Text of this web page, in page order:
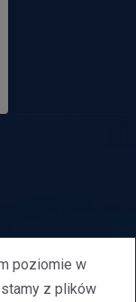
poziomie w
z plików